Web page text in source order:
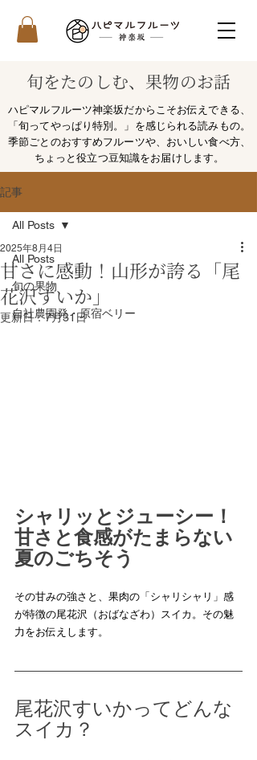
旬をたのしむ、果物のお話
ハピマルフルーツ神楽坂だからこそお伝えできる、
「旬ってやっぱり特別。」を感じられる読みもの。
季節ごとのおすすめフルーツや、おいしい食べ方、
ちょっと役立つ豆知識をお届けします。
記事
All Posts
旬の果物
自社農園発・原宿ベリー
All Posts
甘さに感動！山形が誇る「尾
花沢すいか」
2025年8月4日
更新日：7月31日
シャリッとジューシー！
甘さと食感がたまらない
夏のごちそう
その甘みの強さと、果肉の「シャリシャリ」感
が特徴の尾花沢（おばなざわ）スイカ。その魅
力をお伝えします。
尾花沢すいかってどんな
スイカ？